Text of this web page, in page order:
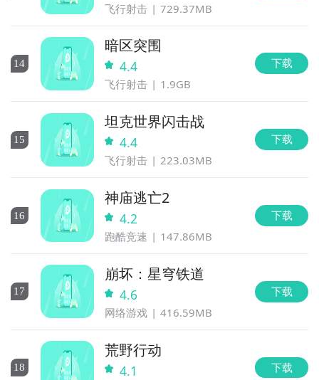
飞行射击 729.37MB
14
暗区突围
4.4
飞行射击 1.9GB
下载
15
坦克世界闪击战
4.4
飞行射击 223.03MB
下载
16
神庙逃亡2
4.2
跑酷竞速 147.86MB
下载
17
崩坏：星穹铁道
4.6
网络游戏 416.59MB
下载
18
荒野行动
4.1 下载